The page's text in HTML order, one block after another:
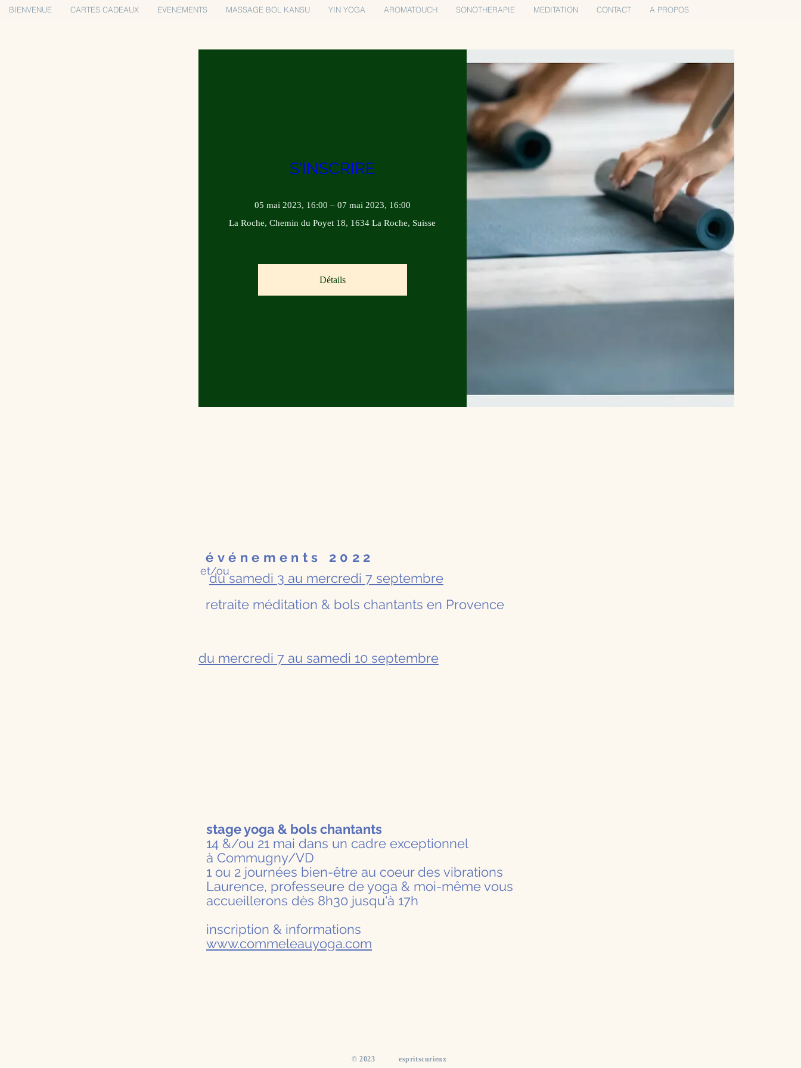
BIENVENUE CARTES CADEAUX EVENEMENTS MASSAGE BOL KANSU YIN YOGA AROMATOUCH SONOTHERAPIE MEDITATION CONTACT A PROPOS
Se connecter
S'INSCRIRE
05 mai 2023, 16:00 – 07 mai 2023, 16:00
La Roche, Chemin du Poyet 18, 1634 La Roche, Suisse
Détails
événements 2022
retraite méditation & bols chantants en Provence
du samedi 3 au mercredi 7 septembre
et/ou
du mercredi 7 au samedi 10 septembre
stage yoga & bols chantants
14 &/ou 21 mai dans un cadre exceptionnel
à Commugny/VD
1 ou 2 journées bien-être au coeur des vibrations
Laurence, professeure de yoga & moi-même vous
accueillerons dès 8h30 jusqu'à 17h
inscription & informations
www.commeleauyoga.com
​© 2023 espritscurieux